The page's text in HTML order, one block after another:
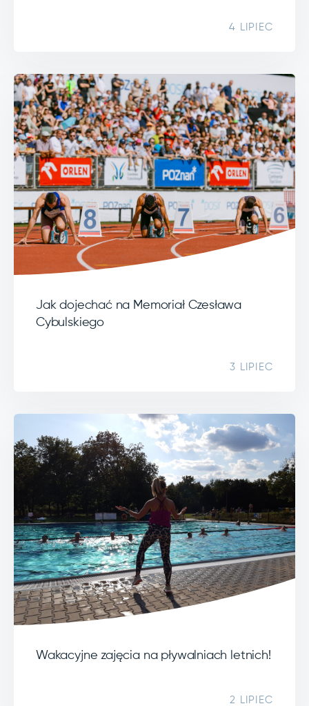
4 LIPIEC
Jak dojechać na Memoriał Czesława
Cybulskiego
3 LIPIEC
Wakacyjne zajęcia na pływalniach letnich!
2 LIPIEC